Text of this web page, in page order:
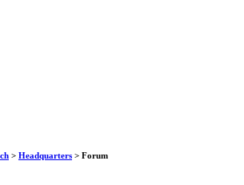
> Headquarters > Forum